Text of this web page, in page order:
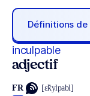
Définitions de
inculpable
adjectif
FR [ɛ̃kylpabl]